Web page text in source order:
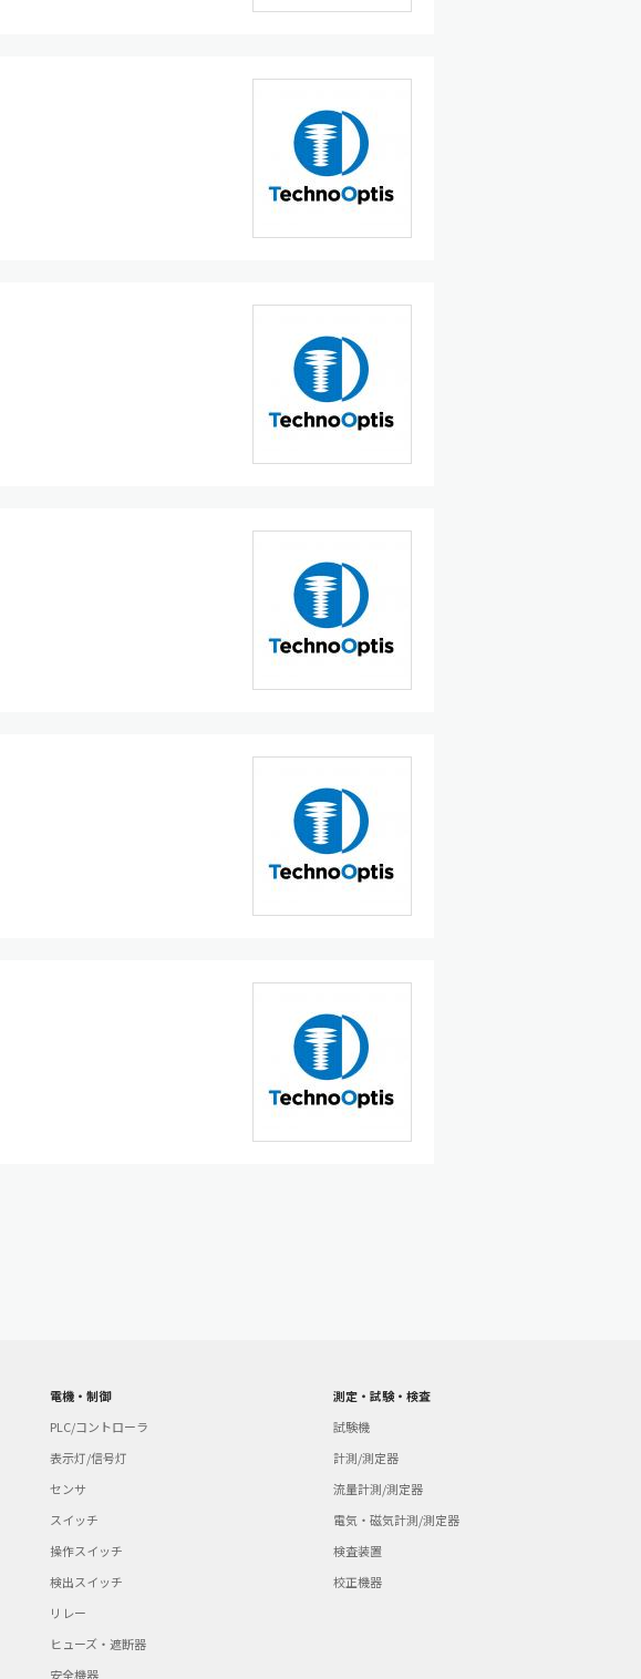
電機・制御
PLC/コントローラ
表示灯/信号灯
センサ
スイッチ
操作スイッチ
検出スイッチ
リレー
ヒューズ・遮断器
安全機器
測定・試験・検査
試験機
計測/測定器
流量計測/測定器
電気・磁気計測/測定器
検査装置
校正機器